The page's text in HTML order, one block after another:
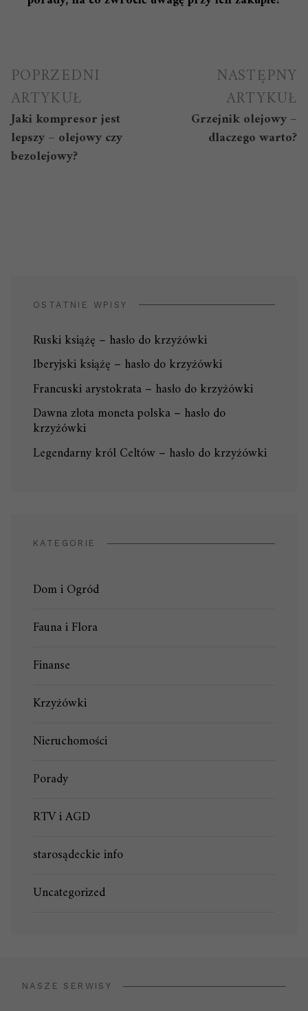
Nawigacja
wpisu
POPRZEDNI
ARTYKUŁ
Jaki kompresor jest
lepszy – olejowy czy
bezolejowy?
NASTĘPNY
ARTYKUŁ
Grzejnik olejowy –
dlaczego warto?
OSTATNIE WPISY
Ruski książę – hasło do krzyżówki
Iberyjski książę – hasło do krzyżówki
Francuski arystokrata – hasło do krzyżówki
Dawna złota moneta polska – hasło do
krzyżówki
Legendarny król Celtów – hasło do krzyżówki
KATEGORIE
Dom i Ogród
Fauna i Flora
Finanse
Krzyżówki
Nieruchomości
Porady
RTV i AGD
starosądeckie info
Uncategorized
NASZE SERWISY